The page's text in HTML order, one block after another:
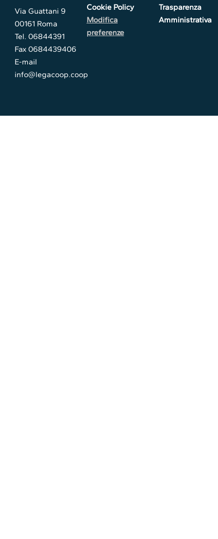
Via Guattani 9
00161 Roma
Tel. 06844391
Fax 0684439406
E-mail
info@legacoop.coop
Cookie Policy
Modifica
preferenze
Trasparenza
Amministrativa